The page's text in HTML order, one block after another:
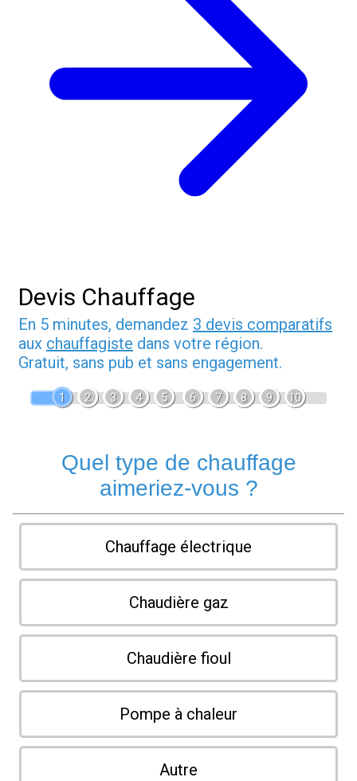
Devis Chauffage
En 5 minutes, demandez 3 devis comparatifs
aux chauffagiste dans votre région.
Gratuit, sans pub et sans engagement.
1 2 3 4 5 6 7 8 9 10
Quel type de chauffage
aimeriez-vous ?
Chauffage électrique
Chaudière gaz
Chaudière fioul
Pompe à chaleur
Autre